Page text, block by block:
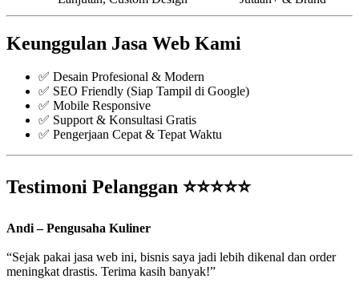
Keunggulan Jasa Web Kami
✅ Desain Profesional & Modern
✅ SEO Friendly (Siap Tampil di Google)
✅ Mobile Responsive
✅ Support & Konsultasi Gratis
✅ Pengerjaan Cepat & Tepat Waktu
Testimoni Pelanggan ⭐⭐⭐⭐⭐
Andi – Pengusaha Kuliner
“Sejak pakai jasa web ini, bisnis saya jadi lebih dikenal dan order
meningkat drastis. Terima kasih banyak!”